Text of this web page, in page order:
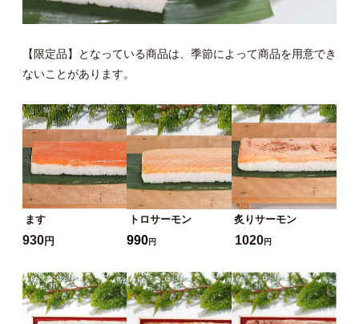
【限定品】となっている商品は、季節によって商品を用意でき
ないことがあります。
ます トロサーモン 炙りサーモン
930円 990円 1020円